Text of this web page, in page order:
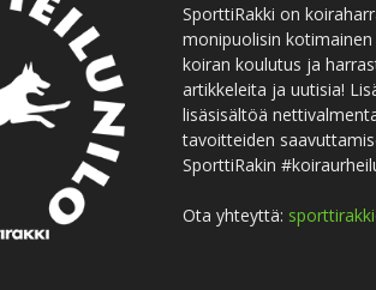
SporttiRakki on
monipuolisin
koiran koulutus ja
artikkeleita ja uutisia!
lisäsisältöä
tavoitteiden
SporttiRakin
Ota yhteyttä: